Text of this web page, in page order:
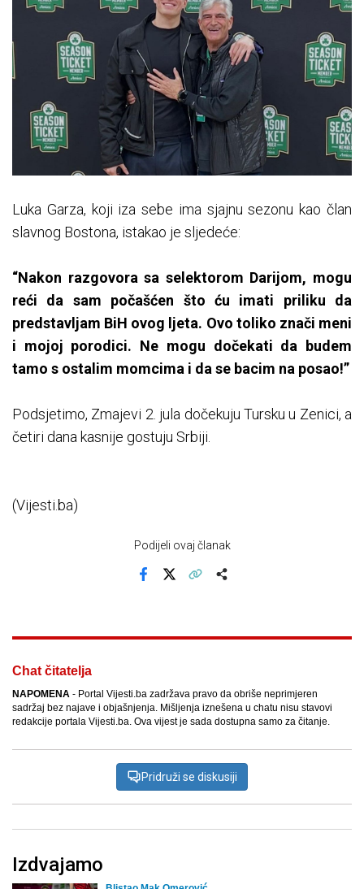
Luka Garza, koji iza sebe ima sjajnu sezonu kao član
slavnog Bostona, istakao je sljedeće:
“Nakon razgovora sa selektorom Darijom, mogu
reći da sam počašćen što ću imati priliku da
predstavljam BiH ovog ljeta. Ovo toliko znači meni
i mojoj porodici. Ne mogu dočekati da budem
tamo s ostalim momcima i da se bacim na posao!”
Podsjetimo, Zmajevi 2. jula dočekuju Tursku u Zenici, a
četiri dana kasnije gostuju Srbiji.
(Vijesti.ba)
Podijeli ovaj članak
Chat čitatelja
NAPOMENA - Portal Vijesti.ba zadržava pravo da obriše neprimjeren
sadržaj bez najave i objašnjenja. Mišljenja iznešena u chatu nisu stavovi
redakcije portala Vijesti.ba. Ova vijest je sada dostupna samo za čitanje.
Pridruži se diskusiji
Izdvajamo